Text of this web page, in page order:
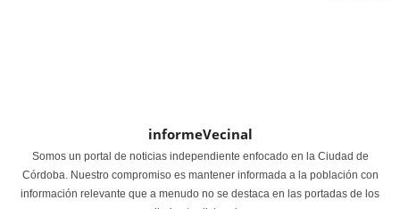
informeVecinal
Somos un portal de noticias independiente enfocado en la Ciudad de
Córdoba. Nuestro compromiso es mantener informada a la población con
información relevante que a menudo no se destaca en las portadas de los